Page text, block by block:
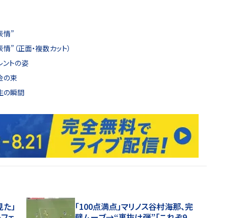
情”
（正面・複数カット）
ントの姿
の束
の瞬間
」
「100点満点」マリノス谷村海那、完